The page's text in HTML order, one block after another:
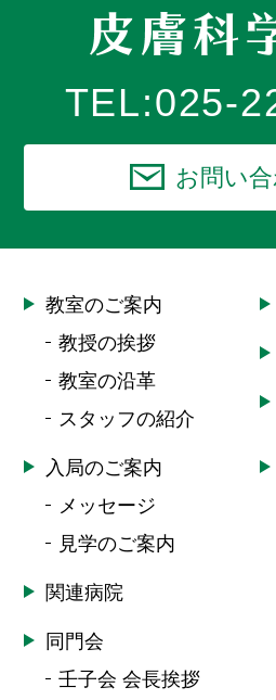
TEL:025-
お問い
教室のご案内
教授の挨拶
教室の沿革
スタッフの紹介
入局のご案内
メッセージ
見学のご案内
関連病院
同門会
壬子会 会長挨拶